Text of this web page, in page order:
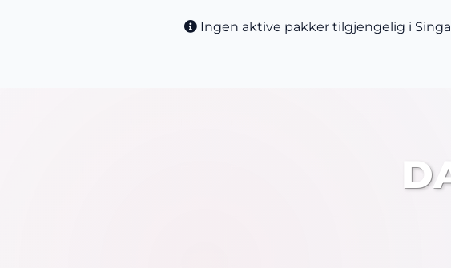
Ingen aktive pakker tilgjengelig i